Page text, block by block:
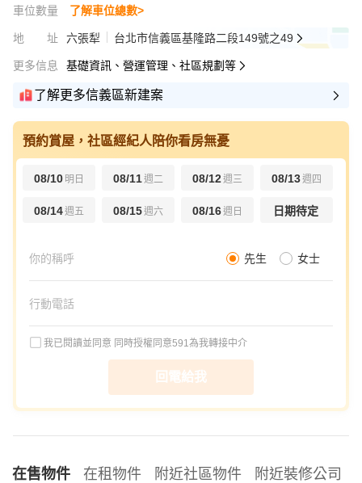
車位數量 了解車位總數>
地址 六張犁 台北市信義區基隆路二段149號之49
更多信息 基礎資訊、營運管理、社區規劃等
了解更多信義區新建案
預約賞屋，社區經紀人陪你看房無憂
08/10 明日 08/11週二 08/12週三 08/13週四
08/14週五 08/15週六 08/16週日 日期待定
先生 女士
我已閱讀並同意 同時授權同意591為我轉接中介
回電給我
在售物件 在租物件 附近社區物件 附近裝修公司